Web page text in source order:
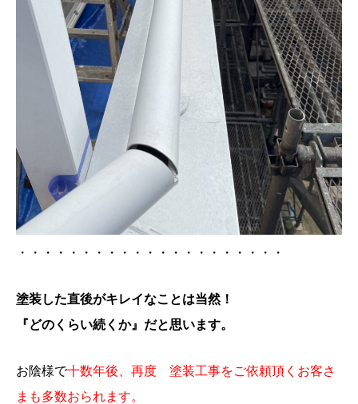
・・・・・・・・・・・・・・・・・・・・・
塗装した直後がキレイなことは当然！
『どのくらい続くか』だと思います。
お陰様で十数年後、再度 塗装工事をご依頼頂くお客さ
まも多数おられます。